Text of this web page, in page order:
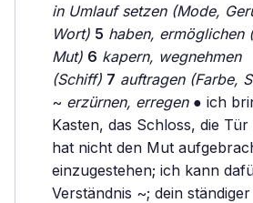
in Umlauf setzen (Mode,
Wort) 5 haben, ermöglichen
Mut) 6 kapern, wegnehmen
(Schiff) 7 auftragen (Farbe,
~ erzürnen, erregen● ich
Kasten, das Schloss, die
hat nicht den Mut
einzugestehen; ich kann
Verständnis ~; dein